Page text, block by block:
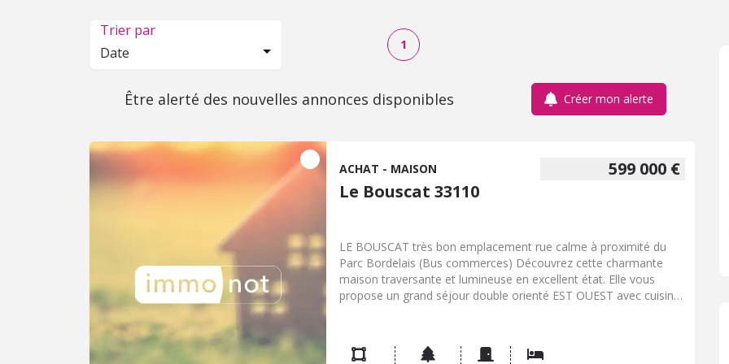
Trier par
Date
1
Être alerté des nouvelles annonces disponibles Créer mon alerte
599 000 €
ACHAT - MAISON
Le Bouscat 33110
LE BOUSCAT très bon emplacement rue calme à proximité du
Parc Bordelais (Bus commerces) Découvrez cette charmante
maison traversante et lumineuse en excellent état. Elle vous
propose un grand séjour double orienté EST OUEST avec cuisine
La maison comprend 3 chambres (chacune dotée de sa salle de
bains ou sa salle d'eau), de nombreux placards pour un